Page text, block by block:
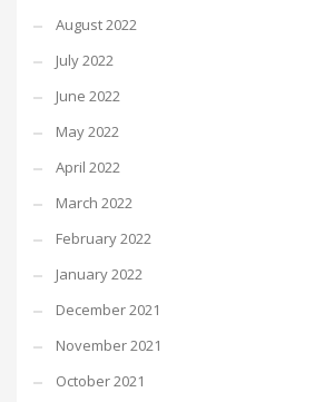
August 2022
July 2022
June 2022
May 2022
April 2022
March 2022
February 2022
January 2022
December 2021
November 2021
October 2021